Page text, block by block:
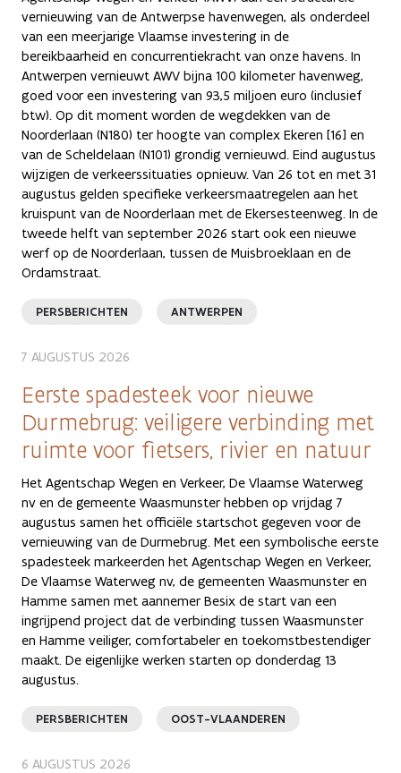
vernieuwing van de Antwerpse havenwegen, als onderdeel
van een meerjarige Vlaamse investering in de
bereikbaarheid en concurrentiekracht van onze havens. In
Antwerpen vernieuwt AWV bijna 100 kilometer havenweg,
goed voor een investering van 93,5 miljoen euro (inclusief
btw). Op dit moment worden de wegdekken van de
Noorderlaan (N180) ter hoogte van complex Ekeren [16] en
van de Scheldelaan (N101) grondig vernieuwd. Eind augustus
wijzigen de verkeerssituaties opnieuw. Van 26 tot en met 31
augustus gelden specifieke verkeersmaatregelen aan het
kruispunt van de Noorderlaan met de Ekersesteenweg. In de
tweede helft van september 2026 start ook een nieuwe
werf op de Noorderlaan, tussen de Muisbroeklaan en de
Ordamstraat.
PERSBERICHTEN ANTWERPEN
7 AUGUSTUS 2026
Eerste spadesteek voor nieuwe
Durmebrug: veiligere verbinding met
ruimte voor fietsers, rivier en natuur
Het Agentschap Wegen en Verkeer, De Vlaamse Waterweg
nv en de gemeente Waasmunster hebben op vrijdag 7
augustus samen het officiële startschot gegeven voor de
vernieuwing van de Durmebrug. Met een symbolische eerste
spadesteek markeerden het Agentschap Wegen en Verkeer,
De Vlaamse Waterweg nv, de gemeenten Waasmunster en
Hamme samen met aannemer Besix de start van een
ingrijpend project dat de verbinding tussen Waasmunster
en Hamme veiliger, comfortabeler en toekomstbestendiger
maakt. De eigenlijke werken starten op donderdag 13
augustus.
PERSBERICHTEN OOST-VLAANDEREN
6 AUGUSTUS 2026